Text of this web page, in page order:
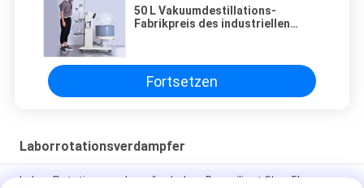
50 L Vakuumdestillations-
Fabrikpreis des industriellen
Fortsetzen
Laborrotationsverdampfer
Labor-Rotationsverdampfer-hohes Borosilicat Glas-5L